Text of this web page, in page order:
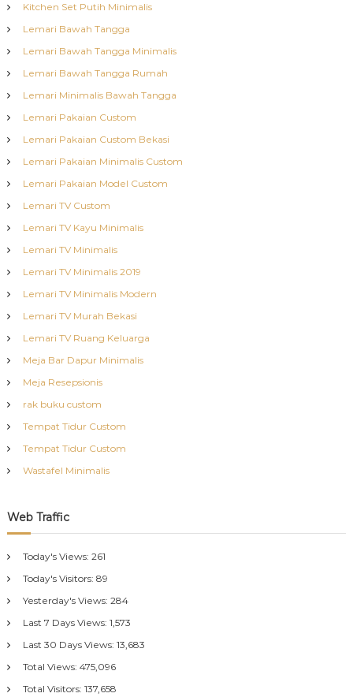
Kitchen Set Putih Minimalis
Lemari Bawah Tangga
Lemari Bawah Tangga Minimalis
Lemari Bawah Tangga Rumah
Lemari Minimalis Bawah Tangga
Lemari Pakaian Custom
Lemari Pakaian Custom Bekasi
Lemari Pakaian Minimalis Custom
Lemari Pakaian Model Custom
Lemari TV Custom
Lemari TV Kayu Minimalis
Lemari TV Minimalis
Lemari TV Minimalis 2019
Lemari TV Minimalis Modern
Lemari TV Murah Bekasi
Lemari TV Ruang Keluarga
Meja Bar Dapur Minimalis
Meja Resepsionis
rak buku custom
Tempat Tidur Custom
Tempat Tidur Custom
Wastafel Minimalis
Web Traffic
Today's Views: 261
Today's Visitors: 89
Yesterday's Views: 284
Last 7 Days Views: 1,573
Last 30 Days Views: 13,683
Total Views: 475,096
Total Visitors: 137,658